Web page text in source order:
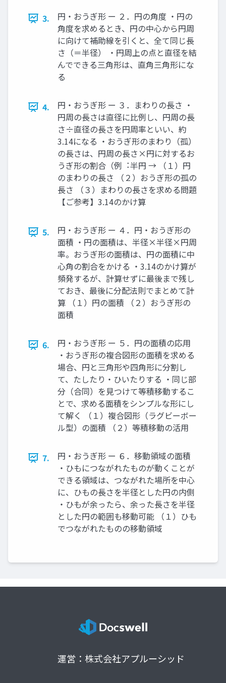
3.
円・おうぎ形 ー ２．円の⾓度 ・円の
⾓度を求めるとき、円の中⼼から円周
に向けて補助線を引くと、全て同じ⻑
さ（＝半径） ・円周上の点と直径を結
んでできる三⾓形は、直⾓三⾓形にな
る
4.
円・おうぎ形 ー ３．まわりの⻑さ ・
円周の⻑さは直径に⽐例し、円周の⻑
さ÷直径の⻑さを円周率といい、約
3.14になる ・おうぎ形のまわり（孤）
の⻑さは、円周の⻑さ×円に対するお
うぎ形の割合（例︓半円 → （１）円
のまわりの⻑さ （２）おうぎ形の孤の
⻑さ （３）まわりの⻑さを求める問題
【ご参考】3.14のかけ算
5.
円・おうぎ形 ー ４．円・おうぎ形の
⾯積 ・円の⾯積は、半径×半径×円周
率。おうぎ形の⾯積は、円の⾯積に中
⼼⾓の割合をかける ・3.14のかけ算が
頻発するが、計算せずに最後まで残し
ておき、最後に分配法則でまとめて計
算 （１）円の⾯積 （２）おうぎ形の
⾯積
6.
円・おうぎ形 ー ５．円の⾯積の応⽤
・おうぎ形の複合図形の⾯積を求める
場合、円と三⾓形や四⾓形に分割し
て、たしたり・ひいたりする ・同じ部
分（合同）を⾒つけて等積移動するこ
とで、求める⾯積をシンプルな形にし
て解く （１）複合図形（ラグビーボー
ル型）の⾯積 （２）等積移動の活⽤
7.
円・おうぎ形 ー ６．移動領域の⾯積
・ひもにつながれたものが動くことが
できる領域は、つながれた場所を中⼼
に、ひもの⻑さを半径とした円の内側
・ひもが余ったら、余った⻑さを半径
とした円の範囲も移動可能 （１）ひも
でつながれたものの移動領域
運営：株式会社アプルーシッド